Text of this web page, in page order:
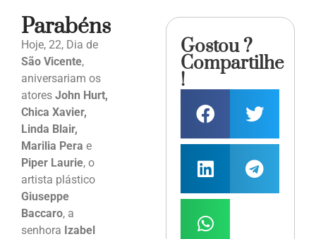
Parabéns
Hoje, 22, Dia de
São Vicente,
aniversariam os
atores John Hurt,
Chica Xavier,
Linda Blair,
Marilia Pera e
Piper Laurie, o
artista plástico
Giuseppe
Baccaro, a
senhora Izabel
Gostou ?
Compartilhe
!